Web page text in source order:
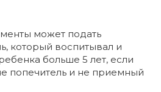
может подать
который воспитывал и
больше 5 лет, если
попечитель и не приемный